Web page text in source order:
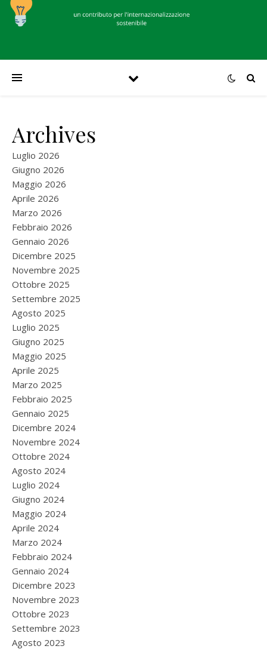
Archives
Luglio 2026
Giugno 2026
Maggio 2026
Aprile 2026
Marzo 2026
Febbraio 2026
Gennaio 2026
Dicembre 2025
Novembre 2025
Ottobre 2025
Settembre 2025
Agosto 2025
Luglio 2025
Giugno 2025
Maggio 2025
Aprile 2025
Marzo 2025
Febbraio 2025
Gennaio 2025
Dicembre 2024
Novembre 2024
Ottobre 2024
Agosto 2024
Luglio 2024
Giugno 2024
Maggio 2024
Aprile 2024
Marzo 2024
Febbraio 2024
Gennaio 2024
Dicembre 2023
Novembre 2023
Ottobre 2023
Settembre 2023
Agosto 2023